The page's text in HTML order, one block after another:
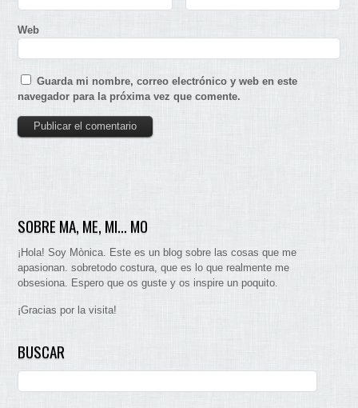
Web
Guarda mi nombre, correo electrónico y web en este
navegador para la próxima vez que comente.
SOBRE MA, ME, MI… MO
¡Hola! Soy Mònica. Este es un blog sobre las cosas que me
apasionan. sobretodo costura, que es lo que realmente me
obsesiona. Espero que os guste y os inspire un poquito.
¡Gracias por la visita!
BUSCAR